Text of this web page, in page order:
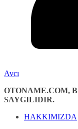
Avcı
OTONAME.COM,
SAYGILIDIR.
HAKKIMIZDA